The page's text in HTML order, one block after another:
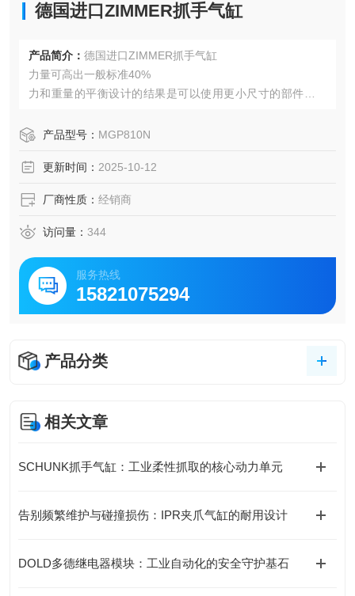
德国进口ZIMMER抓手气缸
产品简介： 德国进口ZIMMER抓手气缸
力量可高出一般标准40%
力和重量的平衡设计的结果是可以使用更小尺寸的部件来完
产品型号： MGP810N
更新时间： 2025-10-12
厂商性质： 经销商
访问量： 344
服务热线
15821075294
产品分类
相关文章
SCHUNK抓手气缸：工业柔性抓取的核心动力单元
告别频繁维护与碰撞损伤：IPR夹爪气缸的耐用设计
DOLD多德继电器模块：工业自动化的安全守护基石